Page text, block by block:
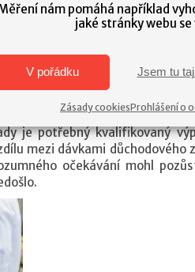
nám pomáhá například
jaké stránky webu
V pořádku Jsem tu
Zásady cookiesProhlášení o
který hradil náklady
Jedná se především o
místa, apod. Důležité
předložení k odškodnění.
odškodnění nákladů na
manželka a nezletilé děti). Z
jí zemřelý poskytoval takové
je potřebný kvalifikovaný
mezi dávkami důchodového
očekávání mohl